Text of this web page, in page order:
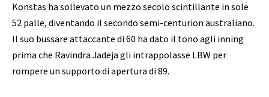
Konstas ha sollevato un mezzo secolo scintillante in sole
52 palle, diventando il secondo semi-centurion australiano.
Il suo bussare attaccante di 60 ha dato il tono agli inning
prima che Ravindra Jadeja gli intrappolasse LBW per
rompere un supporto di apertura di 89.